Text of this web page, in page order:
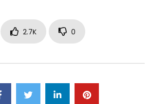
2.7K 0